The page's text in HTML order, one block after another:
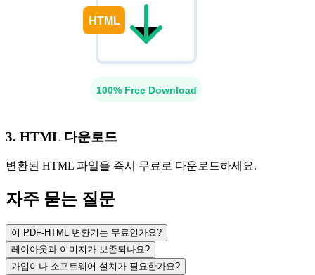
3. HTML 다운로드
변환된 HTML 파일을 즉시 무료로 다운로드하세요.
자주 묻는 질문
이 PDF-HTML 변환기는 무료인가요?
레이아웃과 이미지가 보존되나요?
가입이나 소프트웨어 설치가 필요한가요?